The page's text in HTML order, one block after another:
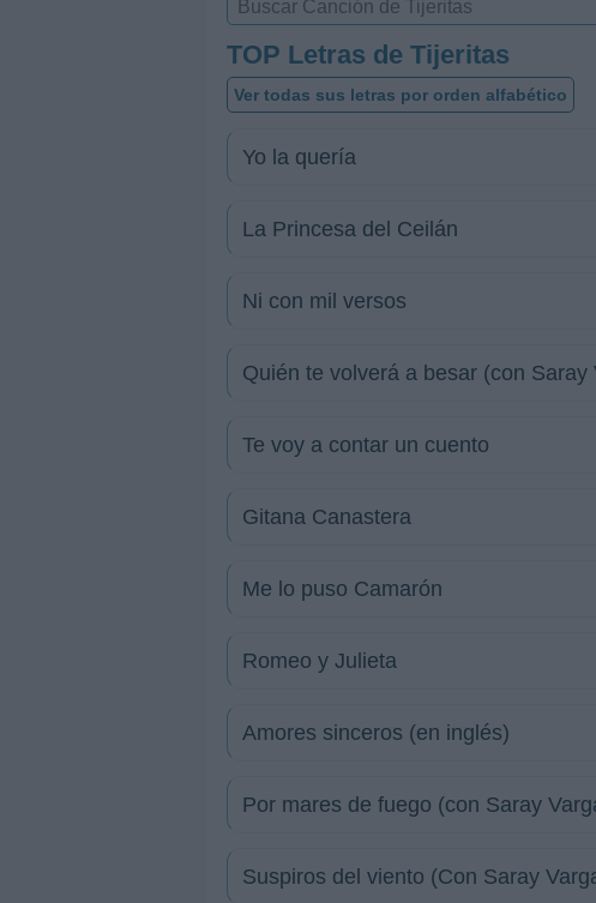
TOP Letras de Tijeritas
Ver todas sus letras por orden alfabético
Yo la quería
La Princesa del Ceilán
Ni con mil versos
Quién te volverá a besar (con Saray
Te voy a contar un cuento
Gitana Canastera
Me lo puso Camarón
Romeo y Julieta
Amores sinceros (en inglés)
Por mares de fuego (con Saray
Suspiros del viento (Con Saray